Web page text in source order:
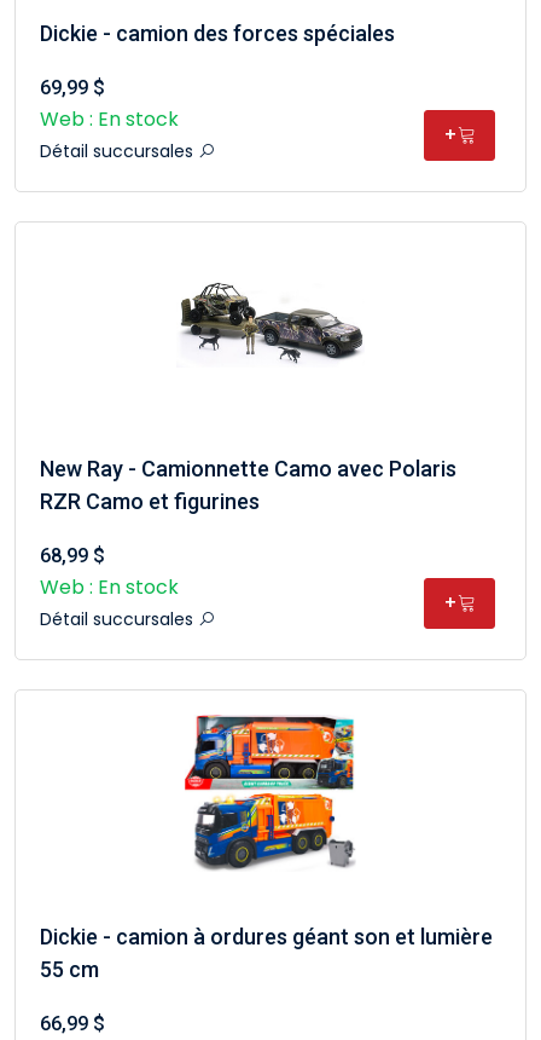
Dickie - camion des forces spéciales
69,99 $
Web : En stock
Détail succursales
+
New Ray - Camionnette Camo avec Polaris
RZR Camo et figurines
68,99 $
Web : En stock
Détail succursales
+
Dickie - camion à ordures géant son et lumière
55 cm
66,99 $